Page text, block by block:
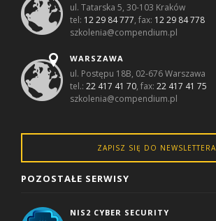
ul. Tatarska 5, 30-103 Kraków
tel: 12 29 84 777, fax: 12 29 84 778
szkolenia@compendium.pl
WARSZAWA
ul. Postępu 18B, 02-676 Warszawa
tel.:22 417 41 70, fax:22 417 41 75
szkolenia@compendium.pl
ZAPISZ SIĘ DO NEWSLETTERA
POZOSTAŁE SERWISY
NIS2 CYBER SECURITY